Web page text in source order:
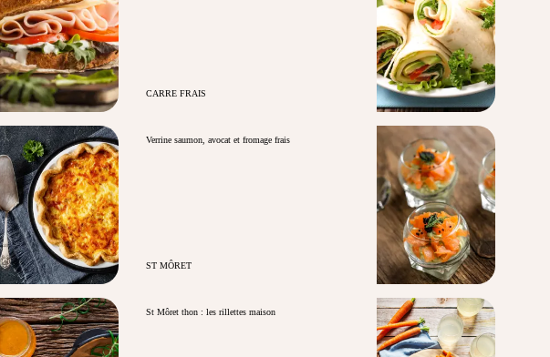
CARRE FRAIS
Verrine saumon, avocat et fromage frais
ST MÔRET
St Môret thon : les rillettes maison